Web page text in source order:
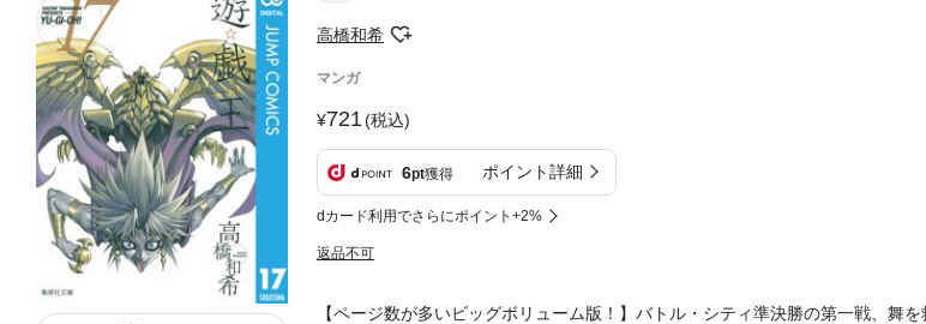
高橋和希
マンガ
721(税込)
6pt獲得 ポイント詳細
dカード利用でさらにポイント+2%
返品不可
【ページ数が多いビッグボリューム版！】バトル・シティ準決勝の第一戦、舞